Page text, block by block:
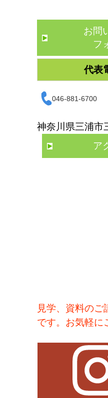
お問
フ
代表
046-881-6700
神奈川県三浦市
ア
見学、資料のご
です。お気軽に